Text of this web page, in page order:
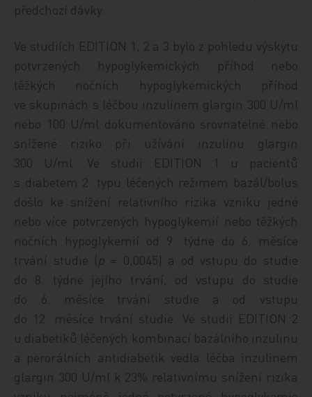
předchozí dávky.
Ve studiích EDITION 1, 2 a 3 bylo z pohledu výskytu
potvrzených hypoglykemických příhod nebo
těžkých nočních hypoglykemických příhod
ve skupinách s léčbou inzulinem glargin 300 U/ml
nebo 100 U/ml dokumentováno srovnatelné nebo
snížené riziko při užívání inzulinu glargin
300 U/ml. Ve studii EDITION 1 u pacientů
s diabetem 2. typu léčených režimem bazál/bolus
došlo ke snížení relativního rizika vzniku jedné
nebo více potvrzených hypoglykemií nebo těžkých
nočních hypoglykemií od 9. týdne do 6. měsíce
trvání studie (p= 0,0045) a od vstupu do studie
do 8. týdne jejího trvání, od vstupu do studie
do 6. měsíce trvání studie a od vstupu
do 12. měsíce trvání studie. Ve studii EDITION 2
u diabetiků léčených kombinací bazálního inzulinu
a perorálních antidiabetik vedla léčba inzulinem
glargin 300 U/ml k 23% relativnímu snížení rizika